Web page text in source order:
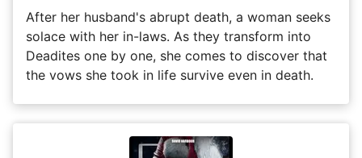
After her husband's abrupt death, a woman seeks
solace with her in-laws. As they transform into
Deadites one by one, she comes to discover that
the vows she took in life survive even in death.